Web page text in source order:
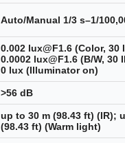
Auto/Manual 1/3 s–1/
0.002 lux@F1.6 (Color, 30
0.0002 lux@F1.6 (B/W, 30
0 lux (Illuminator on)
>56 dB
up to 30 m (98.43 ft) (IR);
(98.43 ft) (Warm light)